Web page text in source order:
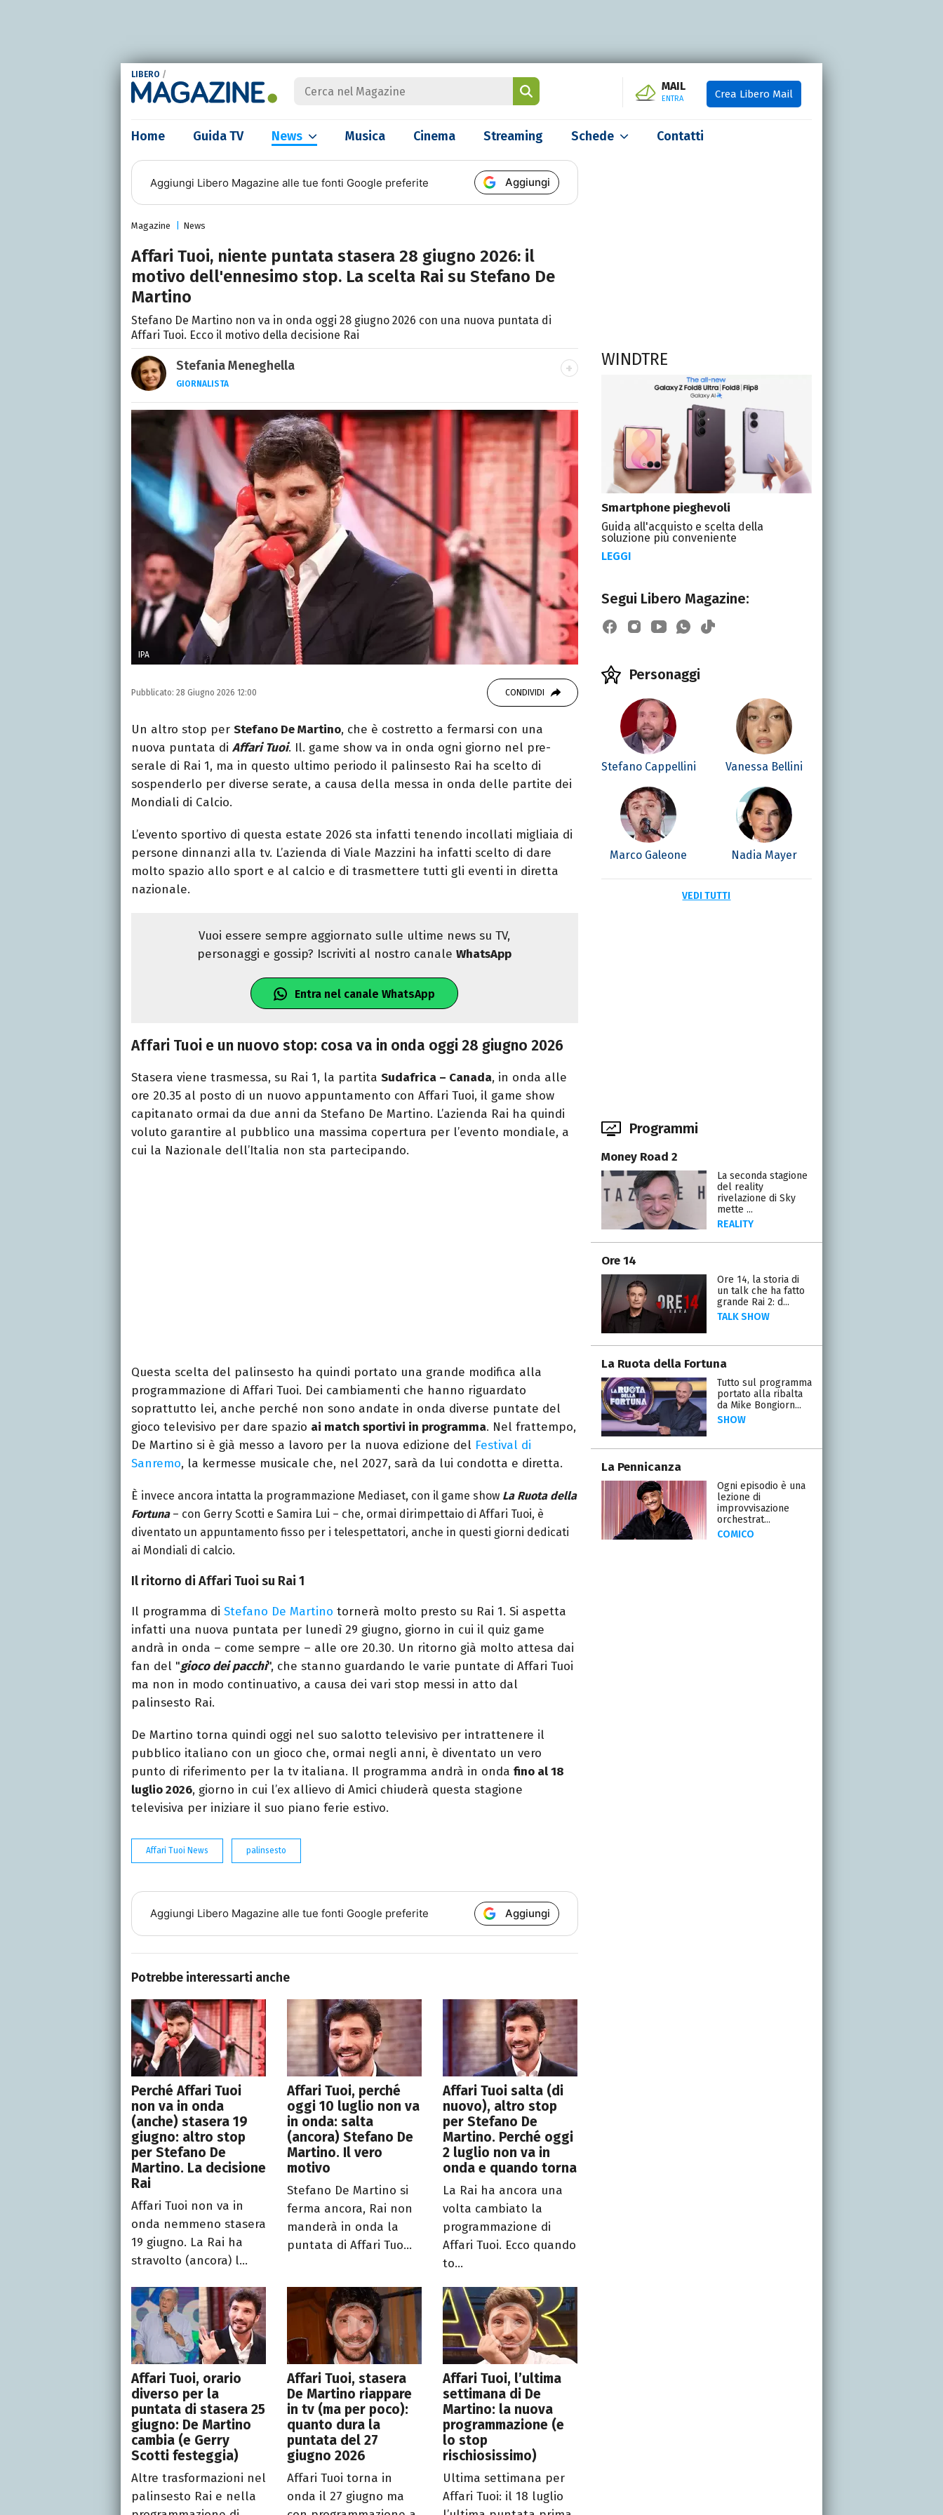
LIBERO /
MAIL
ENTRA Crea Libero Mail
Home Guida TV News Musica Cinema Streaming Schede Contatti
Aggiungi Libero Magazine alle tue fonti Google preferite Aggiungi
Magazine News
Affari Tuoi, niente puntata stasera 28 giugno 2026: il
motivo dell'ennesimo stop. La scelta Rai su Stefano De
Martino
Stefano De Martino non va in onda oggi 28 giugno 2026 con una nuova puntata di
Affari Tuoi. Ecco il motivo della decisione Rai
Stefania Meneghella
GIORNALISTA
Giornalista pubblicista, scrittrice e critica d’arte, sono autrice di
quattro romanzi e fondatrice di Kosmo Magazine
IPA
Pubblicato: 28 Giugno 2026 12:00 CONDIVIDI
Un altro stop per Stefano De Martino, che è costretto a fermarsi con una
nuova puntata di Affari Tuoi. Il. game show va in onda ogni giorno nel pre-
serale di Rai 1, ma in questo ultimo periodo il palinsesto Rai ha scelto di
sospenderlo per diverse serate, a causa della messa in onda delle partite dei
Mondiali di Calcio.
L’evento sportivo di questa estate 2026 sta infatti tenendo incollati migliaia di
persone dinnanzi alla tv. L’azienda di Viale Mazzini ha infatti scelto di dare
molto spazio allo sport e al calcio e di trasmettere tutti gli eventi in diretta
nazionale.
Vuoi essere sempre aggiornato sulle ultime news su TV,
personaggi e gossip? Iscriviti al nostro canaleWhatsApp
Entra nel canale WhatsApp
Affari Tuoi e un nuovo stop: cosa va in onda oggi 28 giugno 2026
Stasera viene trasmessa, su Rai 1, la partita Sudafrica – Canada, in onda alle
ore 20.35 al posto di un nuovo appuntamento con Affari Tuoi, il game show
capitanato ormai da due anni da Stefano De Martino. L’azienda Rai ha quindi
voluto garantire al pubblico una massima copertura per l’evento mondiale, a
cui la Nazionale dell’Italia non sta partecipando.
Questa scelta del palinsesto ha quindi portato una grande modifica alla
programmazione di Affari Tuoi. Dei cambiamenti che hanno riguardato
soprattutto lei, anche perché non sono andate in onda diverse puntate del
gioco televisivo per dare spazio ai match sportivi in programma. Nel frattempo,
De Martino si è già messo a lavoro per la nuova edizione del Festival di
Sanremo, la kermesse musicale che, nel 2027, sarà da lui condotta e diretta.
È invece ancora intatta la programmazione Mediaset, con il game show La Ruota della
Fortuna– con Gerry Scotti e Samira Lui – che, ormai dirimpettaio di Affari Tuoi, è
diventato un appuntamento fisso per i telespettatori, anche in questi giorni dedicati
ai Mondiali di calcio.
Il ritorno di Affari Tuoi su Rai 1
Il programma di Stefano De Martino tornerà molto presto su Rai 1. Si aspetta
infatti una nuova puntata per lunedì 29 giugno, giorno in cui il quiz game
andrà in onda – come sempre – alle ore 20.30. Un ritorno già molto attesa dai
fan del "gioco dei pacchi", che stanno guardando le varie puntate di Affari Tuoi
ma non in modo continuativo, a causa dei vari stop messi in atto dal
palinsesto Rai.
De Martino torna quindi oggi nel suo salotto televisivo per intrattenere il
pubblico italiano con un gioco che, ormai negli anni, è diventato un vero
punto di riferimento per la tv italiana. Il programma andrà in onda fino al 18
luglio 2026, giorno in cui l’ex allievo di Amici chiuderà questa stagione
televisiva per iniziare il suo piano ferie estivo.
Affari Tuoi News palinsesto
Aggiungi Libero Magazine alle tue fonti Google preferite Aggiungi
Potrebbe interessarti anche
Perché Affari Tuoi
non va in onda
(anche) stasera 19
giugno: altro stop
per Stefano De
Martino. La decisione
Rai
Affari Tuoi non va in
onda nemmeno stasera
19 giugno. La Rai ha
stravolto (ancora) l...
Affari Tuoi, perché
oggi 10 luglio non va
in onda: salta
(ancora) Stefano De
Martino. Il vero
motivo
Stefano De Martino si
ferma ancora, Rai non
manderà in onda la
puntata di Affari Tuo...
Affari Tuoi salta (di
nuovo), altro stop
per Stefano De
Martino. Perché oggi
2 luglio non va in
onda e quando torna
La Rai ha ancora una
volta cambiato la
programmazione di
Affari Tuoi. Ecco quando
to...
Affari Tuoi, orario
diverso per la
puntata di stasera 25
giugno: De Martino
cambia (e Gerry
Scotti festeggia)
Altre trasformazioni nel
palinsesto Rai e nella
Affari Tuoi, stasera
De Martino riappare
in tv (ma per poco):
quanto dura la
puntata del 27
giugno 2026
Affari Tuoi torna in
onda il 27 giugno ma
Affari Tuoi, l’ultima
settimana di De
Martino: la nuova
programmazione (e
lo stop
rischiosissimo)
Ultima settimana per
Affari Tuoi: il 18 luglio
WINDTRE
Smartphone pieghevoli
Guida all'acquisto e scelta della
soluzione più conveniente
LEGGI
Segui Libero Magazine:
Personaggi
Stefano Cappellini Vanessa Bellini
Marco Galeone Nadia Mayer
VEDI TUTTI
Programmi
Money Road 2
La seconda stagione
del reality
rivelazione di Sky
mette ...
REALITY
Ore 14
Ore 14, la storia di
un talk che ha fatto
grande Rai 2: d...
TALK SHOW
La Ruota della Fortuna
Tutto sul programma
portato alla ribalta
da Mike Bongiorn...
SHOW
La Pennicanza
Ogni episodio è una
lezione di
improvvisazione
orchestrat...
COMICO